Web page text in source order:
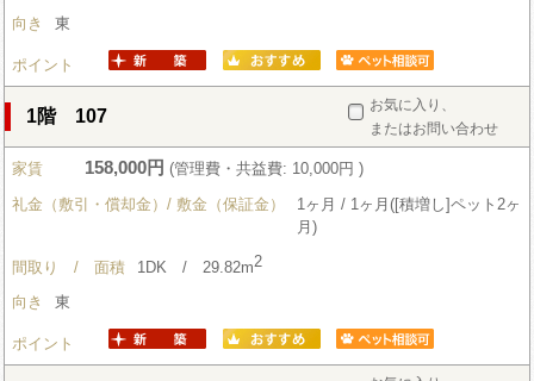
向き 東
ポイント
お気に入り、
またはお問い合わせ
1階 107
家賃 158,000円 (管理費・共益費: 10,000円 )
礼金（敷引・償却金）/ 敷金（保証金）
1ヶ月 / 1ヶ月([積増し]ペット2ヶ
月)
間取り / 面積 1DK / 29.82m2
向き 東
ポイント